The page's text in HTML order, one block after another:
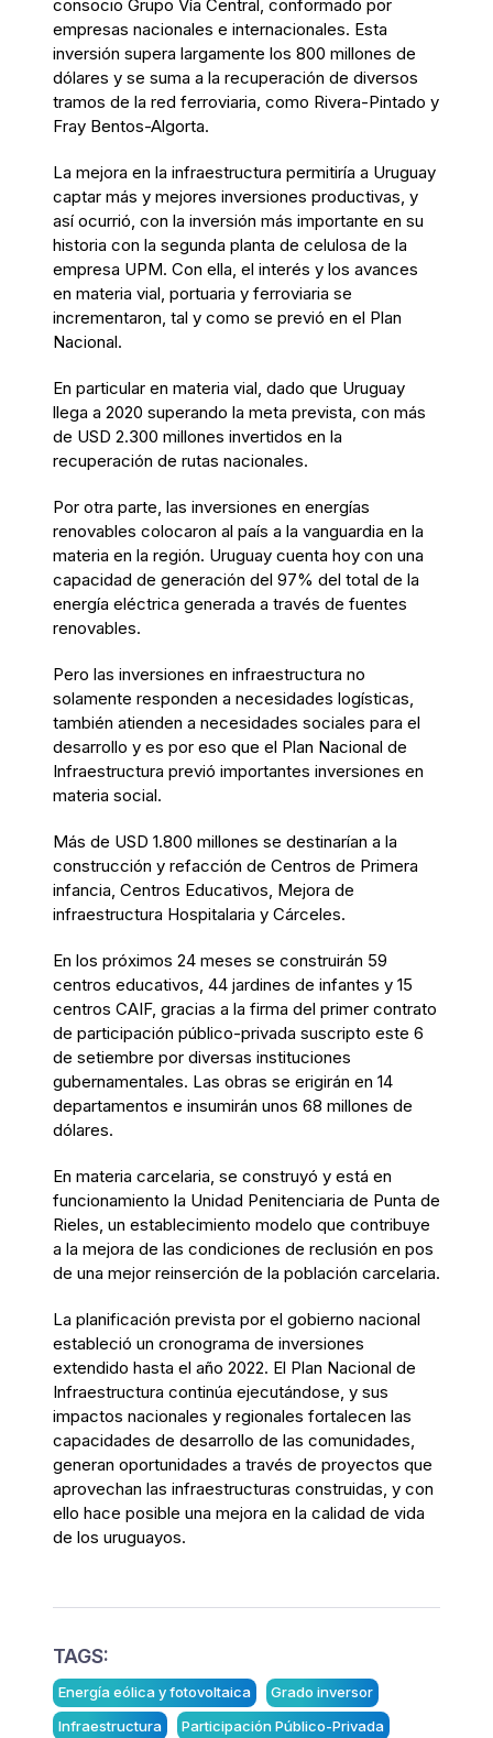
consocio Grupo Vía Central, conformado por
empresas nacionales e internacionales. Esta
inversión supera largamente los 800 millones de
dólares y se suma a la recuperación de diversos
tramos de la red ferroviaria, como Rivera-Pintado y
Fray Bentos-Algorta.
La mejora en la infraestructura permitiría a Uruguay
captar más y mejores inversiones productivas, y
así ocurrió, con la inversión más importante en su
historia con la segunda planta de celulosa de la
empresa UPM. Con ella, el interés y los avances
en materia vial, portuaria y ferroviaria se
incrementaron, tal y como se previó en el Plan
Nacional.
En particular en materia vial, dado que Uruguay
llega a 2020 superando la meta prevista, con más
de USD 2.300 millones invertidos en la
recuperación de rutas nacionales.
Por otra parte, las inversiones en energías
renovables colocaron al país a la vanguardia en la
materia en la región. Uruguay cuenta hoy con una
capacidad de generación del 97% del total de la
energía eléctrica generada a través de fuentes
renovables.
Pero las inversiones en infraestructura no
solamente responden a necesidades logísticas,
también atienden a necesidades sociales para el
desarrollo y es por eso que el Plan Nacional de
Infraestructura previó importantes inversiones en
materia social.
Más de USD 1.800 millones se destinarían a la
construcción y refacción de Centros de Primera
infancia, Centros Educativos, Mejora de
infraestructura Hospitalaria y Cárceles.
En los próximos 24 meses se construirán 59
centros educativos, 44 jardines de infantes y 15
centros CAIF, gracias a la firma del primer contrato
de participación público-privada suscripto este 6
de setiembre por diversas instituciones
gubernamentales. Las obras se erigirán en 14
departamentos e insumirán unos 68 millones de
dólares.
En materia carcelaria, se construyó y está en
funcionamiento la Unidad Penitenciaria de Punta de
Rieles, un establecimiento modelo que contribuye
a la mejora de las condiciones de reclusión en pos
de una mejor reinserción de la población carcelaria.
La planificación prevista por el gobierno nacional
estableció un cronograma de inversiones
extendido hasta el año 2022. El Plan Nacional de
Infraestructura continúa ejecutándose, y sus
impactos nacionales y regionales fortalecen las
capacidades de desarrollo de las comunidades,
generan oportunidades a través de proyectos que
aprovechan las infraestructuras construidas, y con
ello hace posible una mejora en la calidad de vida
de los uruguayos.
TAGS:
Energía eólica y fotovoltaica
Grado inversor
Infraestructura
Participación Público-Privada